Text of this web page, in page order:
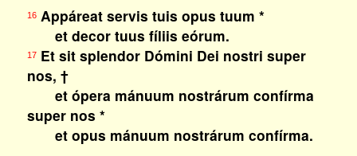
16Appáreat servis tuis opus tuum *
et decor tuus fíliis eórum.
17Et sit splendor Dómini Dei nostri super
nos, †
et ópera mánuum nostrárum confírma
super nos *
et opus mánuum nostrárum confírma.